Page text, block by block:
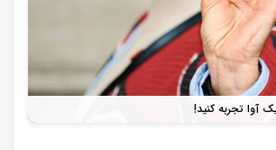
آوا تجربه کنید!